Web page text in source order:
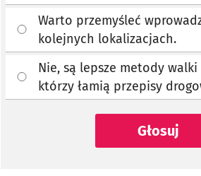
Warto przemyśleć
kolejnych lokalizacjach.
Nie, są lepsze metody
którzy łamią przepisy
Głosuj